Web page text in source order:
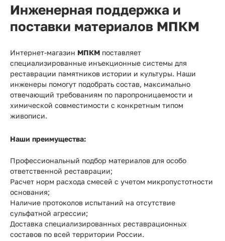
Инженерная поддержка и
поставки материалов МПКМ
Интернет-магазин МПКМ поставляет
специализированные инъекционные системы для
реставрации памятников истории и культуры. Наши
инженеры помогут подобрать состав, максимально
отвечающий требованиям по паропроницаемости и
химической совместимости с конкретным типом
живописи.
Наши преимущества:
Профессиональный подбор материалов для особо
ответственной реставрации;
Расчет норм расхода смесей с учетом микропустотности
основания;
Наличие протоколов испытаний на отсутствие
сульфатной агрессии;
Доставка специализированных реставрационных
составов по всей территории России.